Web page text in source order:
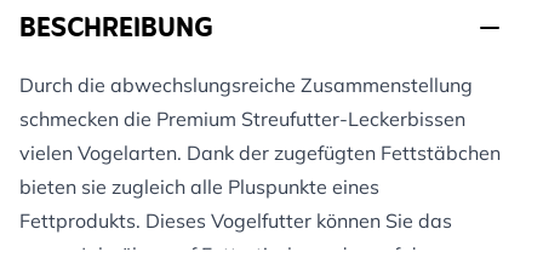
BESCHREIBUNG
Durch die abwechslungsreiche Zusammenstellung
schmecken die Premium Streufutter-Leckerbissen
vielen Vogelarten. Dank der zugefügten Fettstäbchen
bieten sie zugleich alle Pluspunkte eines
Fettprodukts. Dieses Vogelfutter können Sie das
ganze Jahr über auf Futtertischen oder auf dem